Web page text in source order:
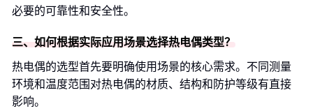
必要的可靠性和安全性。
三、如何根据实际应用场景选择热电偶类型？
热电偶的选型首先要明确使用场景的核心需求。不同测量
环境和温度范围对热电偶的材质、结构和防护等级有直接
影响。